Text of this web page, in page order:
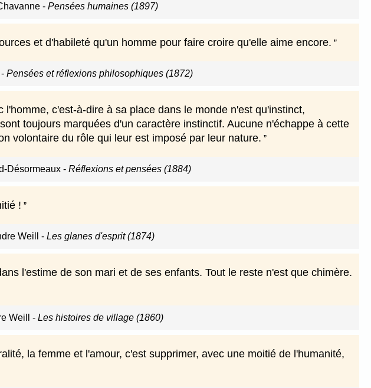
- Pensées humaines (1897)
et d'habileté qu'un homme pour faire croire qu'elle aime encore.
Pensées et réflexions philosophiques (1872)
c'est-à-dire à sa place dans le monde n'est qu'instinct,
toujours marquées d'un caractère instinctif. Aucune n'échappe à cette
volontaire du rôle qui leur est imposé par leur nature.
Désormeaux - Réflexions et pensées (1884)
!
Weill - Les glanes d'esprit (1874)
l'estime de son mari et de ses enfants. Tout le reste n'est que chimère.
Weill - Les histoires de village (1860)
la femme et l'amour, c'est supprimer, avec une moitié de l'humanité,